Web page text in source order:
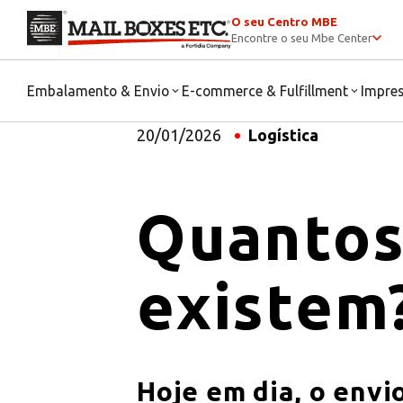
O seu Centro MBE
Encontre o seu Mbe Center
Embalamento & Envio E-commerce & Fulfillment
20/01/2026 Logística
Hoje em dia, o